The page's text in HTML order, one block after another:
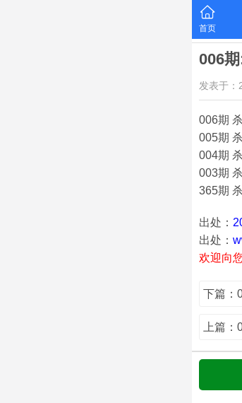
首页
006
发表于
006期
005期
004期
003期
365期
出处：
出处：
欢迎向
下篇：
上篇